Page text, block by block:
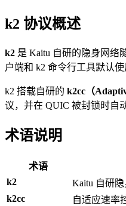
k2 协议概述
k2 是 Kaitu 自研的隐身网络
户端和 k2 命令行工具默认使
k2 搭载自研的 k2cc（
议，并在 QUIC 被封锁时自
术语说明
术语
k2
Kaitu 自研隐
k2cc
自适应速率